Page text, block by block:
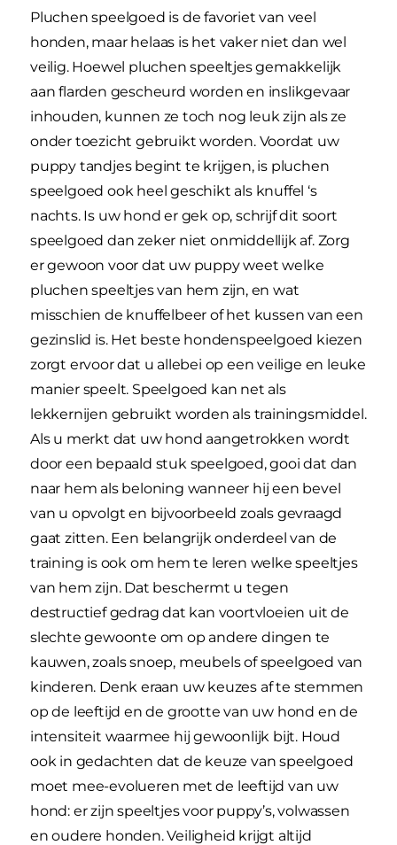
Pluchen speelgoed is de favoriet van veel
honden, maar helaas is het vaker niet dan wel
veilig. Hoewel pluchen speeltjes gemakkelijk
aan flarden gescheurd worden en inslikgevaar
inhouden, kunnen ze toch nog leuk zijn als ze
onder toezicht gebruikt worden. Voordat uw
puppy tandjes begint te krijgen, is pluchen
speelgoed ook heel geschikt als knuffel ‘s
nachts. Is uw hond er gek op, schrijf dit soort
speelgoed dan zeker niet onmiddellijk af. Zorg
er gewoon voor dat uw puppy weet welke
pluchen speeltjes van hem zijn, en wat
misschien de knuffelbeer of het kussen van een
gezinslid is. Het beste hondenspeelgoed kiezen
zorgt ervoor dat u allebei op een veilige en leuke
manier speelt. Speelgoed kan net als
lekkernijen gebruikt worden als trainingsmiddel.
Als u merkt dat uw hond aangetrokken wordt
door een bepaald stuk speelgoed, gooi dat dan
naar hem als beloning wanneer hij een bevel
van u opvolgt en bijvoorbeeld zoals gevraagd
gaat zitten. Een belangrijk onderdeel van de
training is ook om hem te leren welke speeltjes
van hem zijn. Dat beschermt u tegen
destructief gedrag dat kan voortvloeien uit de
slechte gewoonte om op andere dingen te
kauwen, zoals snoep, meubels of speelgoed van
kinderen. Denk eraan uw keuzes af te stemmen
op de leeftijd en de grootte van uw hond en de
intensiteit waarmee hij gewoonlijk bijt. Houd
ook in gedachten dat de keuze van speelgoed
moet mee-evolueren met de leeftijd van uw
hond: er zijn speeltjes voor puppy’s, volwassen
en oudere honden. Veiligheid krijgt altijd